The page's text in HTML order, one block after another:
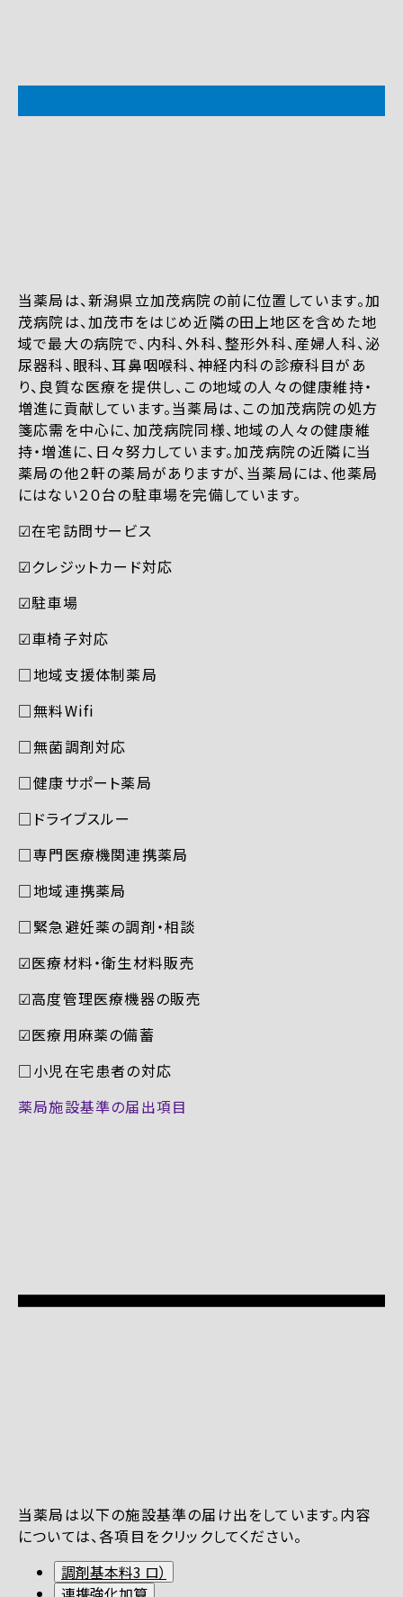
当薬局は、新潟県立加茂病院の前に位置しています。加
茂病院は、加茂市をはじめ近隣の田上地区を含めた地
域で最大の病院で、内科、外科、整形外科、産婦人科、泌
尿器科、眼科、耳鼻咽喉科、神経内科の診療科目があ
り、良質な医療を提供し、この地域の人々の健康維持・
増進に貢献しています。当薬局は、この加茂病院の処方
箋応需を中心に、加茂病院同様、地域の人々の健康維
持・増進に、日々努力しています。加茂病院の近隣に当
薬局の他２軒の薬局がありますが、当薬局には、他薬局
にはない２０台の駐車場を完備しています。
☑︎在宅訪問サービス
☑︎クレジットカード対応
☑︎駐車場
☑︎車椅子対応
□地域支援体制薬局
□無料Wifi
□無菌調剤対応
□健康サポート薬局
□ドライブスルー
□専門医療機関連携薬局
□地域連携薬局
□緊急避妊薬の調剤・相談
☑︎医療材料・衛生材料販売
☑︎高度管理医療機器の販売
☑︎医療用麻薬の備蓄
□小児在宅患者の対応
薬局施設基準の届出項目
当薬局は以下の施設基準の届け出をしています。内容
については、各項目をクリックしてください。
調剤基本料3 ロ）